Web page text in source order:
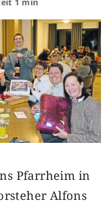
Pfarrheim in
Alfons